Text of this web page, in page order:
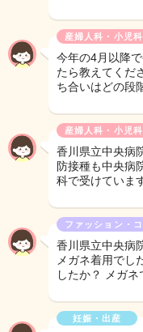
産婦人科・小児科
今年の4月以降
たら教えてくだ
ち合いはどの段
産婦人科・小児科
香川県立中央病
防接種も中央病
科で受けていま
ファッション・コ
香川県立中央病
メガネ着用でし
したか？ メガ
妊娠・出産